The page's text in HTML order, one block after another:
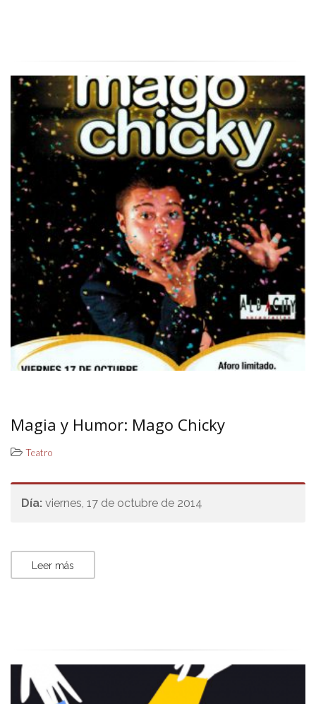
Magia y Humor: Mago Chicky
Teatro
Día: viernes, 17 de octubre de 2014
Leer más